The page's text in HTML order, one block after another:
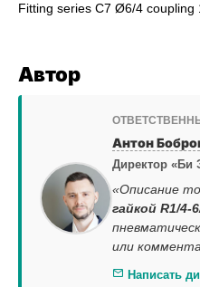
Fitting series C7 Ø6/4 coupling
Автор
Антон
Директор «Би
«Описание
гайкой R1/4-
или
Написать